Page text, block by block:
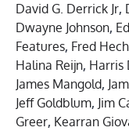
David G. Derrick Jr,
Dwayne Johnson,
Features, Fred
Halina Reijn, Harris
James Mangold,
Jeff Goldblum, Jim
Greer, Kearran